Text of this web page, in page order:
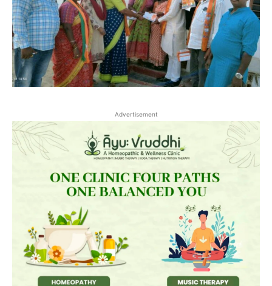
Advertisement